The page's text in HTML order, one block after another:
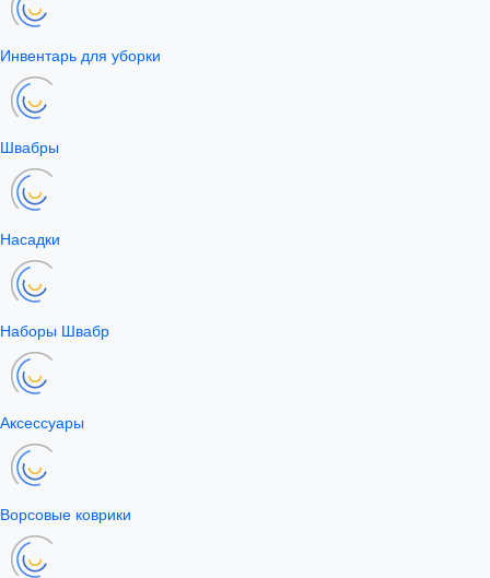
Инвентарь для уборки
Швабры
Насадки
Наборы Швабр
Аксессуары
Ворсовые коврики